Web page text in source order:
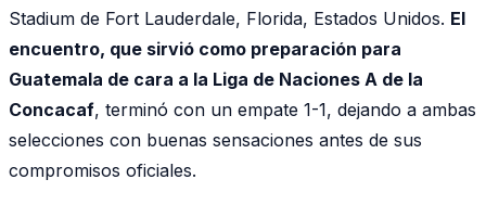
Stadium de Fort Lauderdale, Florida, Estados Unidos. El
encuentro, que sirvió como preparación para
Guatemala de cara a la Liga de Naciones A de la
Concacaf, terminó con un empate 1-1, dejando a ambas
selecciones con buenas sensaciones antes de sus
compromisos oficiales.